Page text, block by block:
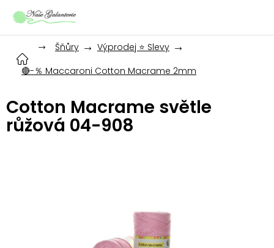
Šňůry
Výprodej ⭐ Slevy
🔴-％ Maccaroni Cotton Macrame 2mm
Cotton Macrame světle
růžová 04-908